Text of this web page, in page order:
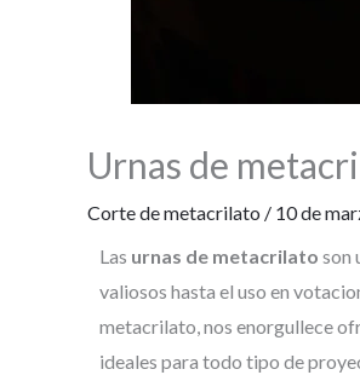
Urnas de
Corte de metacrilato / 10 de
Las urnas de metacrilato son
valiosos hasta el uso en
metacrilato, nos enorgullece
ideales para todo tipo de